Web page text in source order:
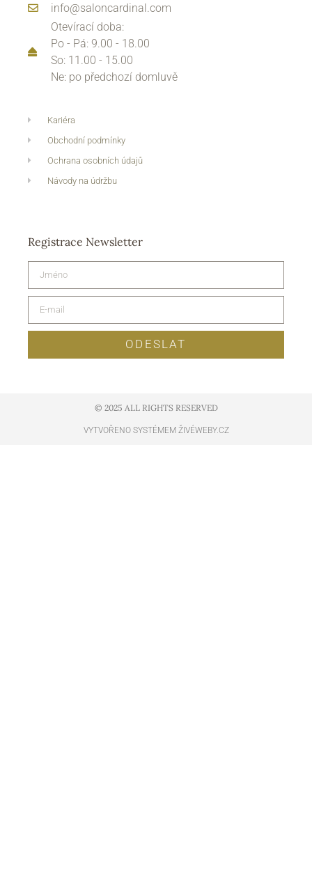
info@saloncardinal.com
Otevírací doba:
Po - Pá: 9.00 - 18.00
So: 11.00 - 15.00
Ne: po předchozí domluvě
Kariéra
Obchodní podmínky
Ochrana osobních údajů
Návody na údržbu
Registrace Newsletter
ODESLAT
© 2025 ALL RIGHTS RESERVED​
VYTVOŘENO SYSTÉMEM ŽIVÉWEBY.CZ